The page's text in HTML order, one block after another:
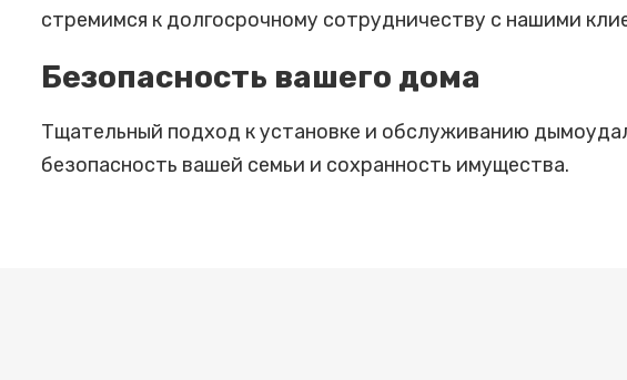
стремимся к долгосрочному сотрудничеству с нашими
Безопасность вашего дома
Тщательный подход к установке и обслуживанию
безопасность вашей семьи и сохранность имущества.